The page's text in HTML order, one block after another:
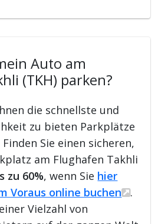
Auto am
(TKH) parken?
die schnellste und
zu bieten Parkplätze
Sie einen sicheren,
am Flughafen Takhli
zu 60%, wenn Sie hier
Voraus online buchen
.
Vielzahl von